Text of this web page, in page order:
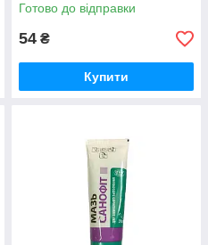
Готово до відправки
54 ₴
Купити